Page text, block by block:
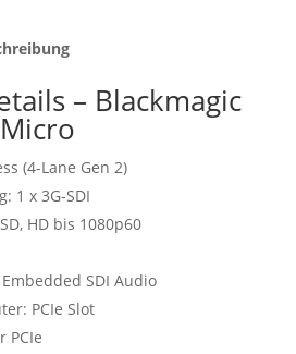
– Blackmagic
(4-Lane Gen 2)
1 x 3G-SDI
HD bis 1080p60
SDI Audio
PCIe Slot
PCIe